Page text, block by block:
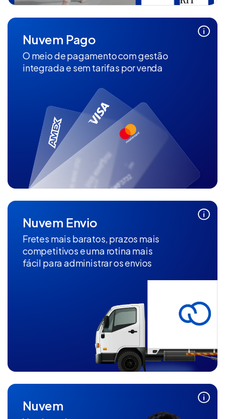
Nuvem Pago
O meio de pagamento com gestão
integrada e sem tarifas por venda
Nuvem Envio
Fretes mais baratos, prazos mais
competitivos e uma rotina mais
fácil para administrar os envios
Nuvem